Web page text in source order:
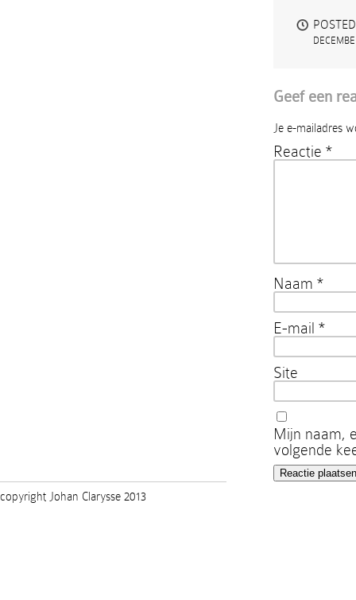
Geef een
Je e-mailadres
Reactie *
Naam *
E-mail *
Site
Mijn naam,
volgende
copyright Johan Clarysse 2013